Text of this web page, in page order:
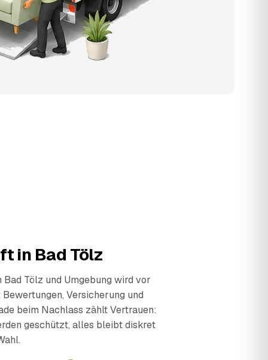
in Bad Tölz
Tölz und Umgebung wird vor
Versicherung und
beim Nachlass zählt Vertrauen:
geschützt, alles bleibt diskret